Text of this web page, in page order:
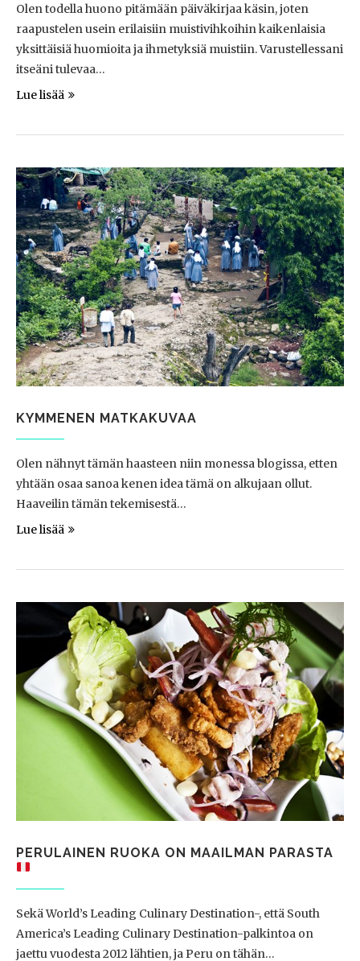
Olen todella huono pitämään päiväkirjaa käsin, joten
raapustelen usein erilaisiin muistivihkoihin kaikenlaisia
yksittäisiä huomioita ja ihmetyksiä muistiin. Varustellessani
itseäni tulevaa…
Lue lisää
KYMMENEN MATKAKUVAA
Olen nähnyt tämän haasteen niin monessa blogissa, etten
yhtään osaa sanoa kenen idea tämä on alkujaan ollut.
Haaveilin tämän tekemisestä…
Lue lisää
PERULAINEN RUOKA ON MAAILMAN PARASTA
Sekä World’s Leading Culinary Destination-, että South
America’s Leading Culinary Destination-palkintoa on
jaettu vuodesta 2012 lähtien, ja Peru on tähän…